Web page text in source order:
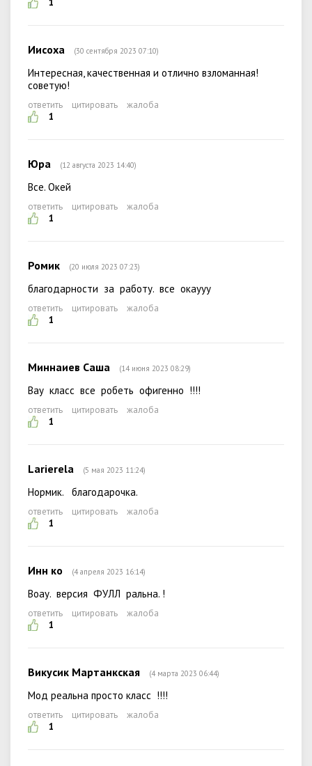
1
Иисоха (30 сентября 2023 07:10)
Интересная, качественная и отлично взломанная!
советую!
ответить цитировать
жалоба
1
Юра (12 августа 2023 14:40)
Все. Окей
ответить цитировать
жалоба
1
Ромик (20 июля 2023 07:23)
благодарности за работу. все окаууу
ответить цитировать
жалоба
1
Миннаиев Саша (14 июня 2023 08:29)
Вау класс все робеть офигенно !!!!
ответить цитировать
жалоба
1
Larierela (5 мая 2023 11:24)
Нормик. благодарочка.
ответить цитировать
жалоба
1
Инн ко (4 апреля 2023 16:14)
Воау. версия ФУЛЛ ральна. !
ответить цитировать
жалоба
1
Викусик Мартанкская (4 марта 2023 06:44)
Мод реальна просто класс !!!!
ответить цитировать
жалоба
1